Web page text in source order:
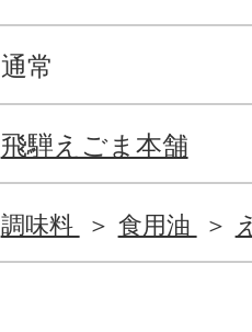
通常
飛騨えごま本舗
調味料 食用油